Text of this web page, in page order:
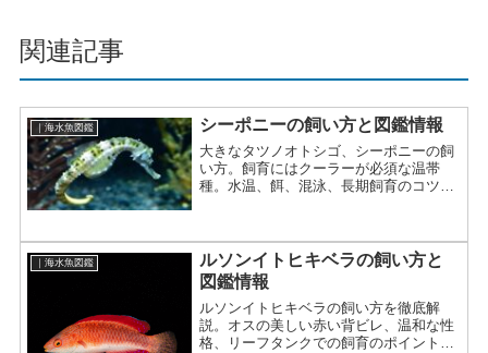
関連記事
｜海水魚図鑑 シーポニーの飼い方と図鑑情報
大きなタツノオトシゴ、シーポニーの飼
い方。飼育にはクーラーが必須な温帯
種。水温、餌、混泳、長期飼育のコツま
｜海水魚図鑑
ルソンイトヒキベラの飼い方と
図鑑情報
ルソンイトヒキベラの飼い方を徹底解
説。オスの美しい赤い背ビレ、温和な性
格、リーフタンクでの飼育のポイントま